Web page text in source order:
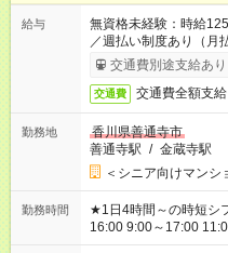
給与
無資格未経験：時給
／週払い制度あり（月
了次第のお支払いとな
交通費別途支給あり
交通費 交通費全額支
勤務地
香川県善通寺市
善通寺駅 / 金蔵寺駅
＜シニア向けマンシ
勤務時間
★1日4時間～の時短シフトOK ★スタート時間選
16:00 9:00～17:00 11:00～
場合、他のお仕事と合